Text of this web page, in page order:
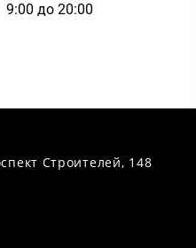
9:00 до 20:00
Строителей, 148